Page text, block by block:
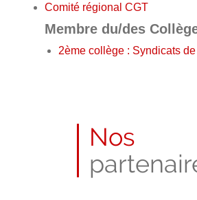
Comité régional CGT
Membre du/des
2ème collège : Syndicats
Nos